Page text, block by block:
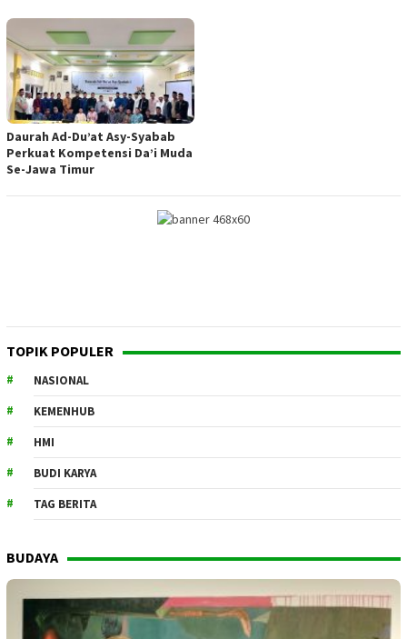
Daurah Ad-Du’at Asy-Syabab
Perkuat Kompetensi Da’i Muda
Se-Jawa Timur
TOPIK POPULER
NASIONAL
KEMENHUB
HMI
BUDI KARYA
TAG BERITA
BUDAYA